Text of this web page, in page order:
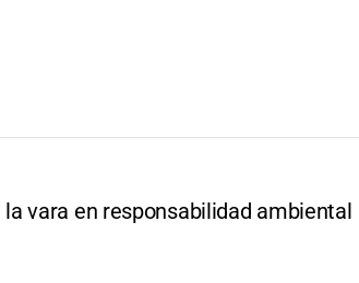
vara en responsabilidad ambiental